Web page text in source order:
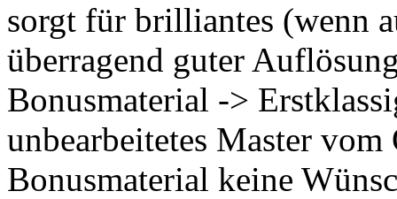
sorgt für brilliantes (wenn
überragend guter
Bonusmaterial ->
unbearbeitetes Master
Bonusmaterial keine